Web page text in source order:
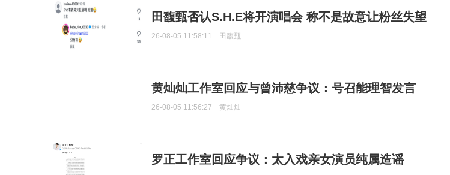
田馥甄否认S.H.E将开演唱会 称不是故意让粉丝失望
26-08-05 11:58:11 田馥甄
黄灿灿工作室回应与曾沛慈争议：号召能理智发言
26-08-05 11:56:27 黄灿灿
罗正工作室回应争议：太入戏亲女演员纯属造谣